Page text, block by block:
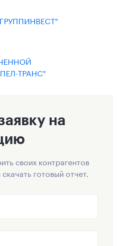
ТРАНС"
на
своих контрагентов
готовый отчет.